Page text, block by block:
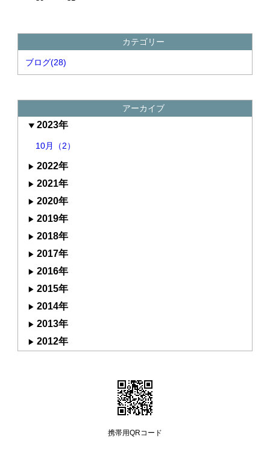
カテゴリー
ブログ(28)
アーカイブ
2023年
10月（2）
2022年
2021年
2020年
2019年
2018年
2017年
2016年
2015年
2014年
2013年
2012年
携帯用QRコード